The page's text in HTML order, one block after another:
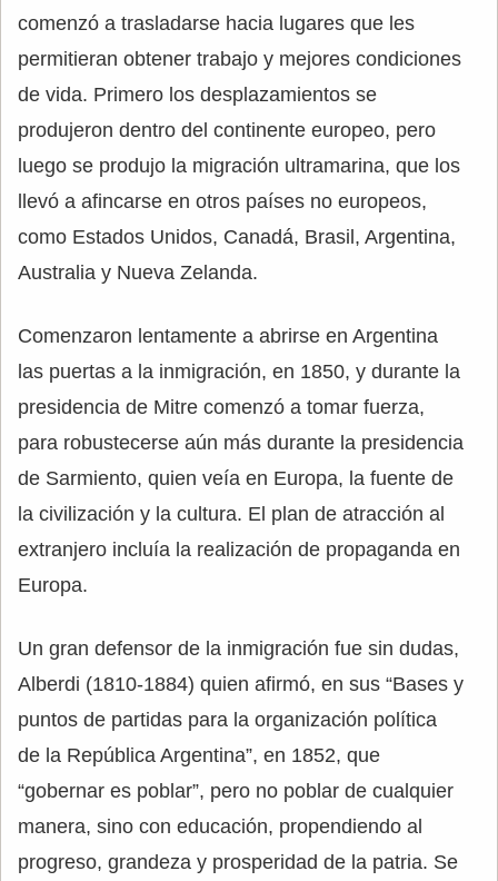
comenzó a trasladarse hacia lugares que les
permitieran obtener trabajo y mejores condiciones
de vida. Primero los desplazamientos se
produjeron dentro del continente europeo, pero
luego se produjo la migración ultramarina, que los
llevó a afincarse en otros países no europeos,
como Estados Unidos, Canadá, Brasil, Argentina,
Australia y Nueva Zelanda.
Comenzaron lentamente a abrirse en Argentina
las puertas a la inmigración, en 1850, y durante la
presidencia de Mitre comenzó a tomar fuerza,
para robustecerse aún más durante la presidencia
de Sarmiento, quien veía en Europa, la fuente de
la civilización y la cultura. El plan de atracción al
extranjero incluía la realización de propaganda en
Europa.
Un gran defensor de la inmigración fue sin dudas,
Alberdi (1810-1884) quien afirmó, en sus “Bases y
puntos de partidas para la organización política
de la República Argentina”, en 1852, que
“gobernar es poblar”, pero no poblar de cualquier
manera, sino con educación, propendiendo al
progreso, grandeza y prosperidad de la patria. Se